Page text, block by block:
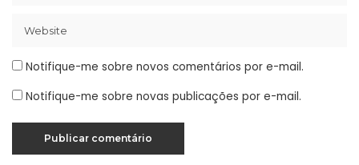
Notifique-me sobre novos comentários por e-mail.
Notifique-me sobre novas publicações por e-mail.